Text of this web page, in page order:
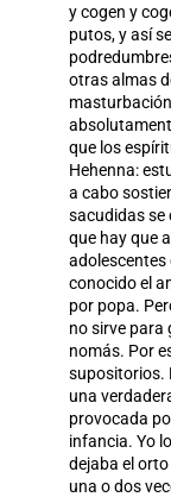
y cogen y
putos, y así
otras almas
que los
Hehenna:
a cabo
sacudidas se
que hay que
adolescentes
conocido el
por popa.
no sirve para
nomás. Por
supositorios.
una
provocada
infancia. Yo
dejaba el
una o dos